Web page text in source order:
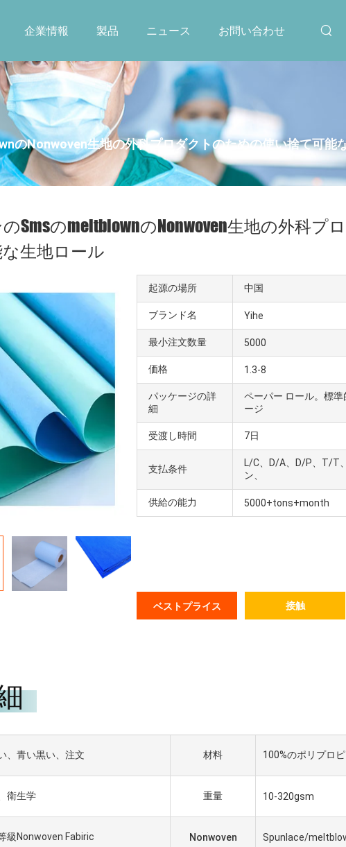
企業情報 製品 ニュース お問い合わせ
のNonwoven生地の外科プロダクトのための使い捨て可能
SmsのmeltblownのNonwoven生地の外科プ
生地ロール
起源の場所 中国
ブランド名 Yihe
最小注文数量 5000
価格 1.3-8
パッケージの詳
細
ペーパー ロール。標
ージ
受渡し時間 7日
支払条件
L/C、D/A、D/P、T/T
ン、
供給の能力 5000+tons+month
ベストプライス 接触
、青い黒い、注文 材料 100%のポリプロ
衛生学 重量 10-320gsm
級Nonwoven Fabiric Nonwoven Spunlace/